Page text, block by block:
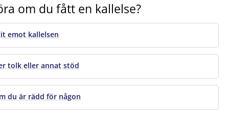
om du fått en kallelse?
emot kallelsen
tolk eller annat stöd
du är rädd för någon